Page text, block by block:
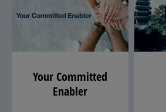
Your Committed
Enabler